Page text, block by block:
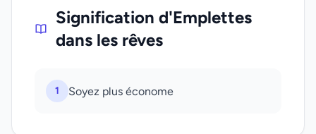
Signification d'Emplettes
dans les rêves
1 Soyez plus économe